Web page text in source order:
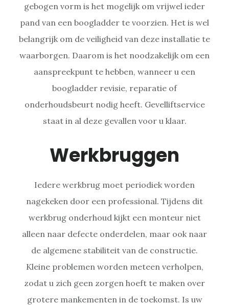
gebogen vorm is het mogelijk om vrijwel ieder
pand van een boogladder te voorzien. Het is wel
belangrijk om de veiligheid van deze installatie te
waarborgen. Daarom is het noodzakelijk om een
aanspreekpunt te hebben, wanneer u een
boogladder revisie, reparatie of
onderhoudsbeurt nodig heeft. Gevelliftservice
staat in al deze gevallen voor u klaar.
Werkbruggen
Iedere werkbrug moet periodiek worden
nagekeken door een professional. Tijdens dit
werkbrug onderhoud kijkt een monteur niet
alleen naar defecte onderdelen, maar ook naar
de algemene stabiliteit van de constructie.
Kleine problemen worden meteen verholpen,
zodat u zich geen zorgen hoeft te maken over
grotere mankementen in de toekomst. Is uw